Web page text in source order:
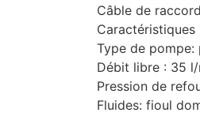
Câble de
Caractéristiques
Type de
Débit libre : 35
Pression de
Fluides: fioul